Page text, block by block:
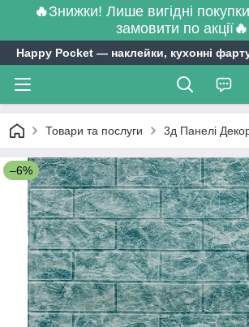
🔥Знижки! Лише вигідні покупки
замовити по акції🔥
Happy Pocket ― наклейки, кухонні
Товари та послуги 3д Панелі
–6%